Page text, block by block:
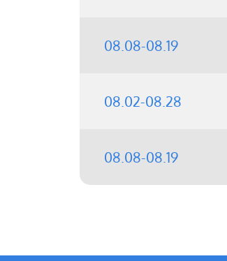
08.08-08.19
08.02-08.28
08.08-08.19